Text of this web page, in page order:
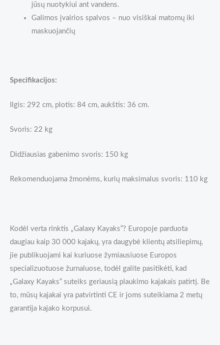
jūsų nuotykiui ant vandens.
Galimos įvairios spalvos – nuo visiškai matomų iki
maskuojančių
Specifikacijos:
Ilgis: 292 cm, plotis: 84 cm, aukštis: 36 cm.
Svoris: 22 kg
Didžiausias gabenimo svoris: 150 kg
Rekomenduojama žmonėms, kurių maksimalus svoris: 110 kg
Kodėl verta rinktis „Galaxy Kayaks”? Europoje parduota
daugiau kaip 30 000 kajakų, yra daugybė klientų atsiliepimų,
jie publikuojami kai kuriuose žymiausiuose Europos
specializuotuose žurnaluose, todėl galite pasitikėti, kad
„Galaxy Kayaks” suteiks geriausią plaukimo kajakais patirtį. Be
to, mūsų kajakai yra patvirtinti CE ir joms suteikiama 2 metų
garantija kajako korpusui.